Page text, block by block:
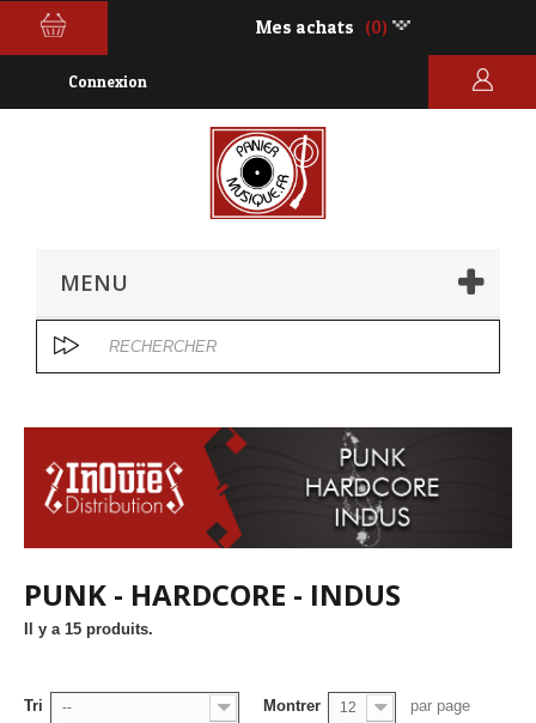
Mes achats (0)
Connexion
MENU
PUNK - HARDCORE - INDUS
Il y a 15 produits.
Tri -- Montrer 12 par page